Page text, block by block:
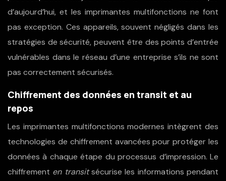
d’aujourd’hui, et les imprimantes multifonctions ne font
pas exception. Ces appareils, souvent négligés dans les
stratégies de sécurité, peuvent être des points d’entrée
vulnérables dans le réseau d’une entreprise s’ils ne sont
pas correctement sécurisés.
Chiffrement des données en transit et au
repos
Les imprimantes multifonctions modernes intègrent des
technologies de chiffrement avancées pour protéger les
données à chaque étape du processus d’impression. Le
chiffrement en transitsécurise les informations pendant